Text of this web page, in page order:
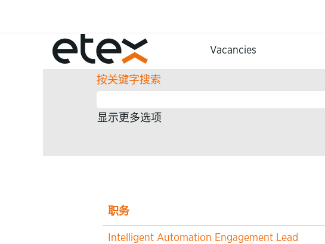
Vacancies
搜索结果： "Information Technology".
按关键字搜索
显示更多选项
职务
Intelligent Automation Engagement Lead